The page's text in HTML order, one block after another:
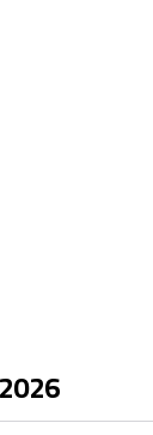
2026